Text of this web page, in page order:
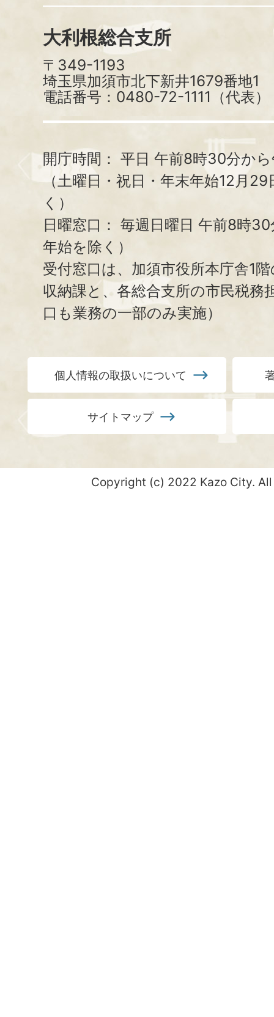
大利根総合支所
〒349-1193
埼玉県加須市北下新井1679番地1
電話番号：0480-72-1111（代表）
開庁時間： 平日 午前8時30分か
（土曜日・祝日・年末年始12月
く）
日曜窓口： 毎週日曜日 午前8時
年始を除く）
受付窓口は、加須市役所本庁舎1
収納課と、 各総合支所の市民税務
口も業務の一部のみ実施）
個人情報の取扱いについて
サイトマップ
Copyright (c) 2022 Kazo City.